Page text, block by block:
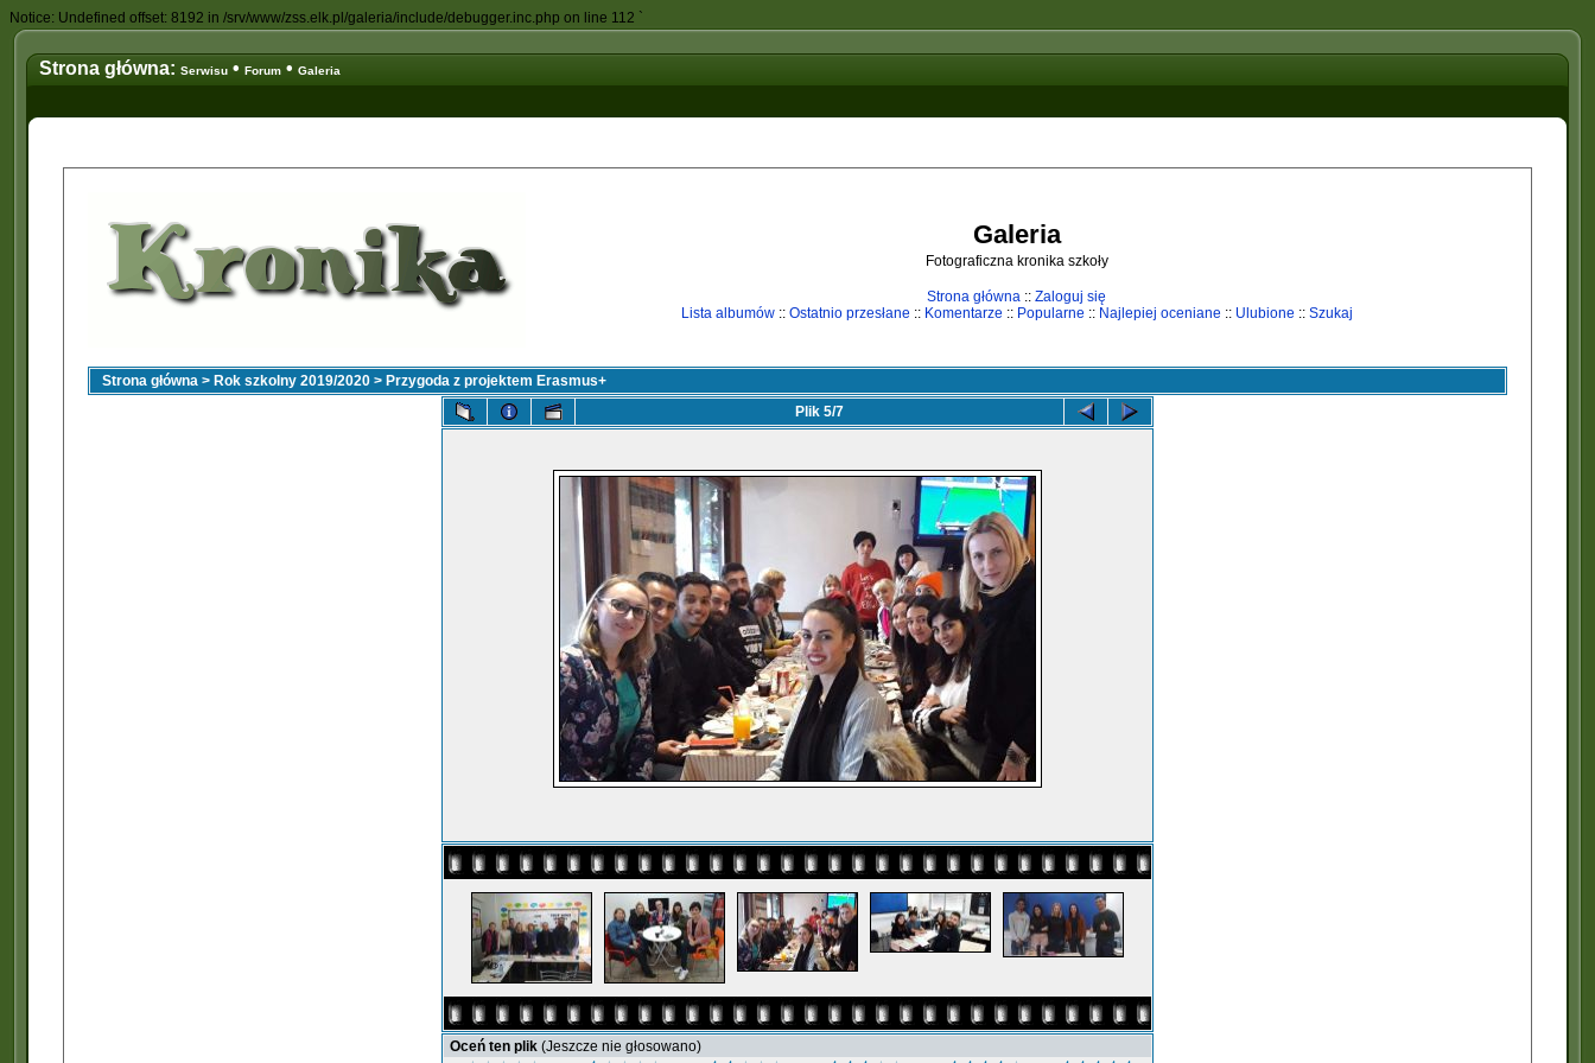
Notice: Undefined offset: 8192 in /srv/www/zss.elk.pl/galeria/include/debugger.inc.php on line 112 `
Strona główna: Serwisu • Forum • Galeria
Galeria
Fotograficzna kronika szkoły
Strona główna :: Zaloguj się
Lista albumów:: Ostatnio przesłane :: Komentarze :: Popularne :: Najlepiej oceniane :: Ulubione :: Szukaj
Strona główna > Rok szkolny 2019/2020 > Przygoda z projektem Erasmus+
Plik 5/7
Oceń ten plik (Jeszcze nie głosowano)